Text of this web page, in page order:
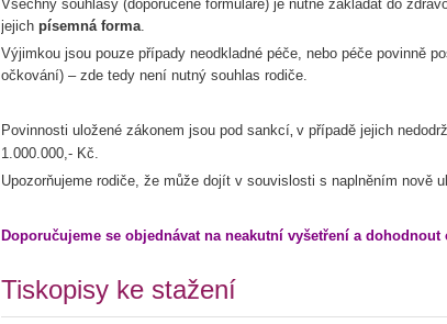
Všechny souhlasy (doporučené formuláře) je nutné zakládat do
jejich písemná forma.
Výjimkou jsou pouze případy neodkladné péče, nebo péče povinně
očkování) – zde tedy není nutný souhlas rodiče.
Povinnosti uložené zákonem jsou pod sankcí v případě jejich
1.000.000,- Kč.
Upozorňujeme rodiče, že může dojít v souvislosti s naplněním nově
Doporučujeme se objednávat na neakutní vyšetření a
Tiskopisy ke stažení